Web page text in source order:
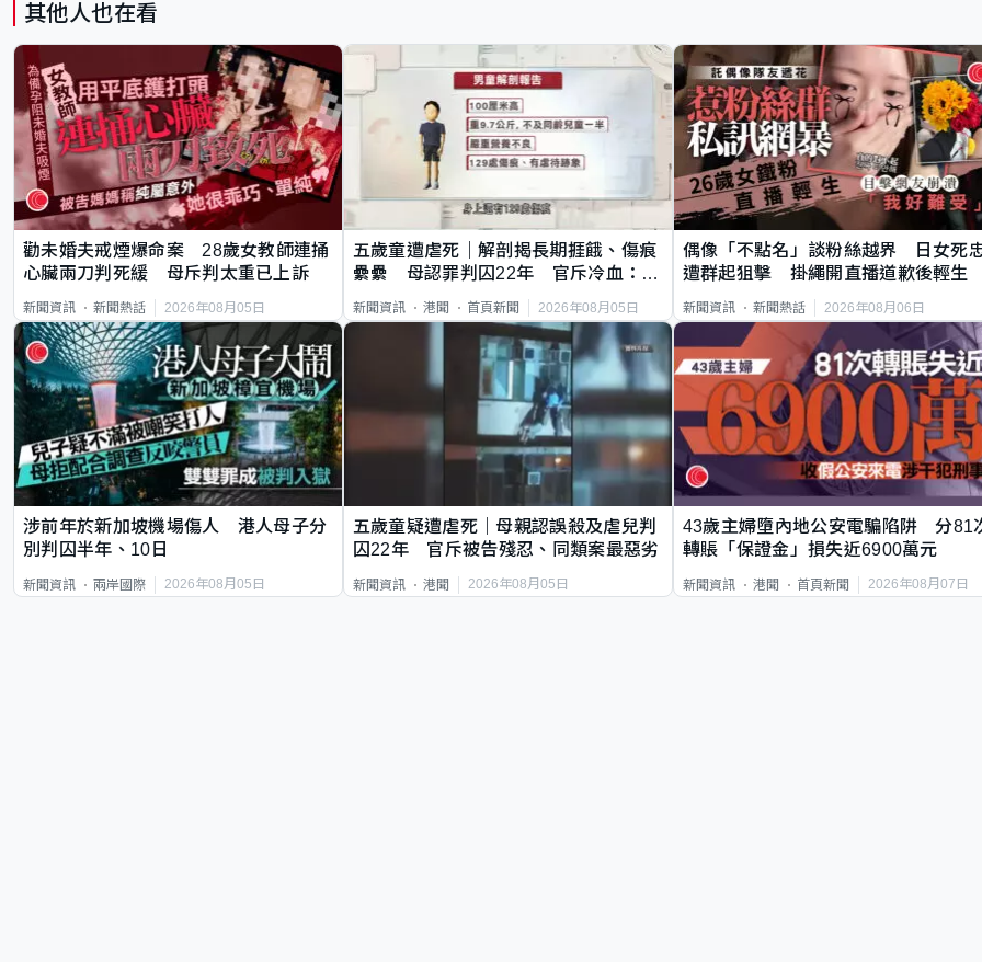
其他人也在看
勸未婚夫戒煙爆命案 28歲女教師連捅
心臟兩刀判死緩 母斥判太重已上訴
新聞資訊 新聞熱話 2026年08月05日
五歲童遭虐死｜解剖揭長期捱餓、傷痕
纍纍 母認罪判囚22年 官斥冷血：同
類案最惡劣
新聞資訊 港聞 首頁新聞 2026年08月05日
偶像「不點名」談粉絲越界 日女死
遭群起狙擊 掛繩開直播道歉後輕生
新聞資訊 新聞熱話 2026年08月06日
涉前年於新加坡機場傷人 港人母子分
別判囚半年、10日
新聞資訊 兩岸國際 2026年08月05日
五歲童疑遭虐死｜母親認誤殺及虐兒判
囚22年 官斥被告殘忍、同類案最惡劣
新聞資訊 港聞 2026年08月05日
43歲主婦墮內地公安電騙陷阱 分81
轉賬「保證金」損失近6900萬元
新聞資訊 港聞 首頁新聞 2026年08月07日